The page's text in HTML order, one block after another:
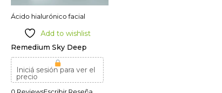
Ácido hialurónico facial
Add to wishlist
Remedium Sky Deep
Iniciá sesión para ver el
precio